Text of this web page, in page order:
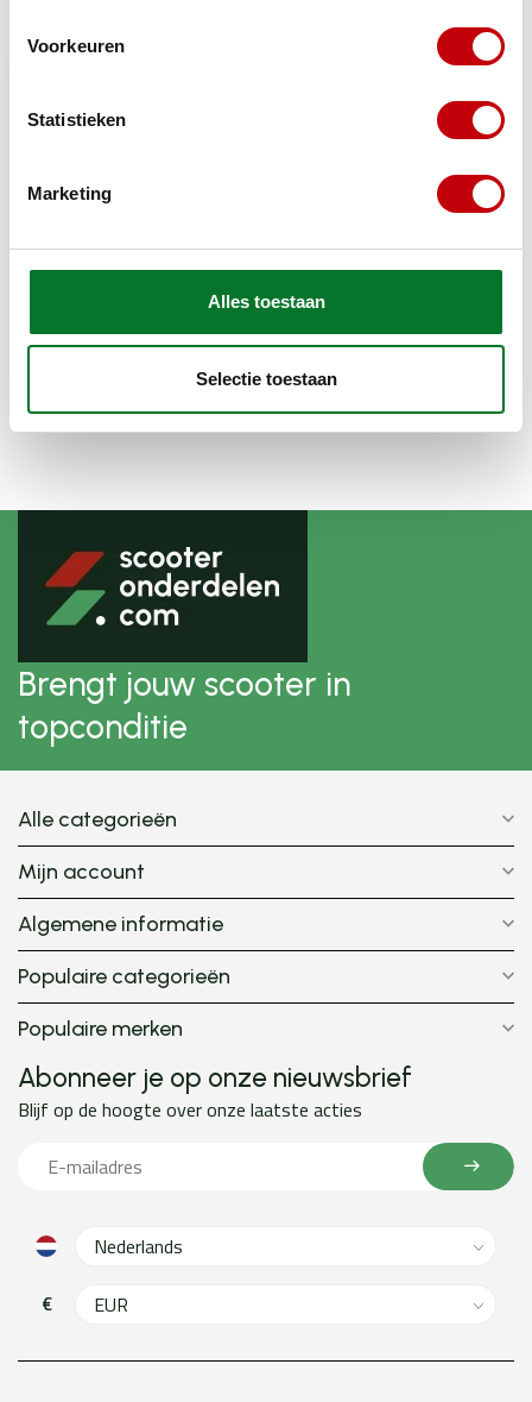
Voorkeuren
Statistieken
Marketing
Alles toestaan
Selectie toestaan
o.t. maxi/zun
Brengt jouw scooter in
topconditie
Alle categorieën
Mijn account
Algemene informatie
Populaire categorieën
Populaire merken
Abonneer je op onze nieuwsbrief
Blijf op de hoogte over onze laatste acties
€